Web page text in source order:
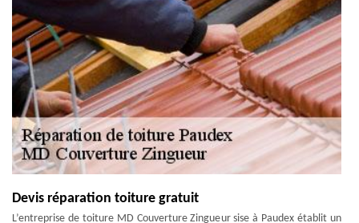
Devis réparation toiture gratuit
L’entreprise de toiture MD Couverture Zingueur sise à Paudex établit un